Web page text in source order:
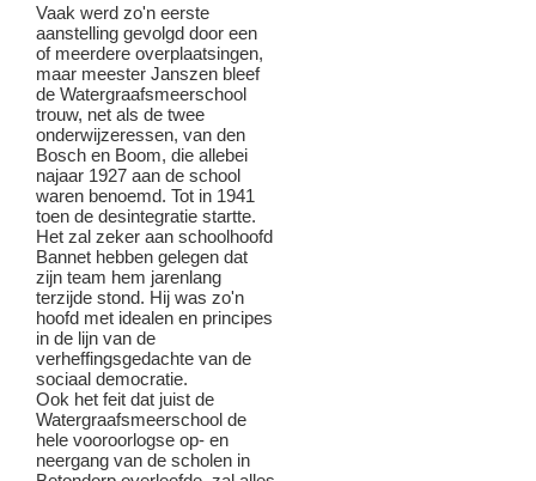
Vaak werd zo'n eerste
aanstelling gevolgd door een
of meerdere overplaatsingen,
maar meester Janszen bleef
de Watergraafsmeerschool
trouw, net als de twee
onderwijzeressen, van den
Bosch en Boom, die allebei
najaar 1927 aan de school
waren benoemd. Tot in 1941
toen de desintegratie startte.
Het zal zeker aan schoolhoofd
Bannet hebben gelegen dat
zijn team hem jarenlang
terzijde stond. Hij was zo'n
hoofd met idealen en principes
in de lijn van de
verheffingsgedachte van de
sociaal democratie.
Ook het feit dat juist de
Watergraafsmeerschool de
hele vooroorlogse op- en
neergang van de scholen in